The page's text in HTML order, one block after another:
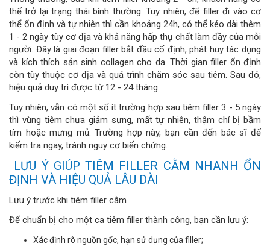
thể trở lại trạng thái bình thường. Tuy nhiên, để filler đi vào cơ
thể ổn định và tự nhiên thì cần khoảng 24h, có thể kéo dài thêm
1 - 2 ngày tùy cơ địa và khả năng hấp thụ chất làm đầy của mỗi
người. Đây là giai đoạn filler bắt đầu cố định, phát huy tác dụng
và kích thích sản sinh collagen cho da. Thời gian filler ổn định
còn tùy thuộc cơ địa và quá trình chăm sóc sau tiêm. Sau đó,
hiệu quả duy trì được từ 12 - 24 tháng.
Tuy nhiên, vẫn có một số ít trường hợp sau tiêm filler 3 - 5 ngày
thì vùng tiêm chưa giảm sưng, mất tự nhiên, thậm chí bị bầm
tím hoặc mưng mủ. Trường hợp này, bạn cần đến bác sĩ để
kiểm tra ngay, tránh nguy cơ biến chứng.
LƯU Ý GIÚP TIÊM FILLER CẰM NHANH ỔN
ĐỊNH VÀ HIỆU QUẢ LÂU DÀI
Lưu ý trước khi tiêm filler cằm
Để chuẩn bị cho một ca tiêm filler thành công, bạn cần lưu ý:
Xác định rõ nguồn gốc, hạn sử dụng của filler;